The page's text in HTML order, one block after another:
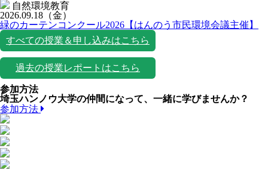
自然環境教育
2026.09.18 （金）
緑のカーテンコンクール2026【はんのう市民環境会議主催】
すべての授業＆申し込みはこちら
過去の授業レポートはこちら
参加方法
埼玉ハンノウ大学の仲間になって、一緒に学びませんか？
参加方法